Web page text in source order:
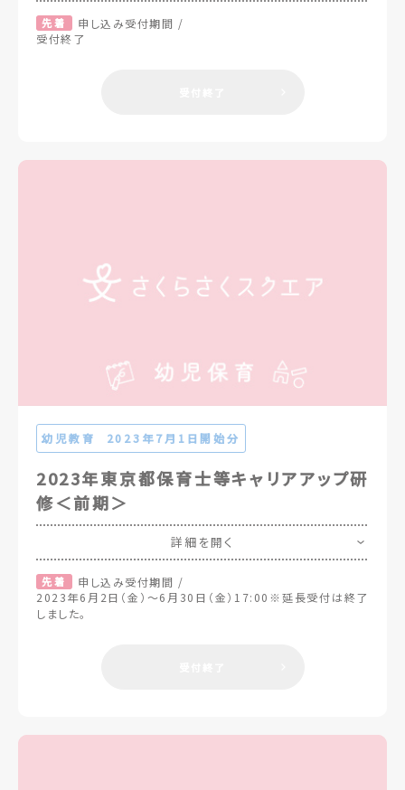
先着
申し込み受付期間 /
受付終了
2023年東京都保育士等キャリアアップ研
修＜前期＞
幼児教育 2023年7月1日開始分
詳細を開く
先着
申し込み受付期間 /
2023年6月2日（金）～6月30日（金）17:00※延長受付は終了
しました。